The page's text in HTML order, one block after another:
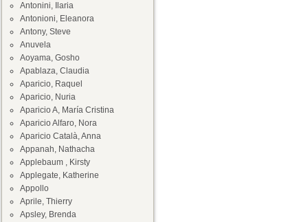
Antonini, Ilaria
Antonioni, Eleanora
Antony, Steve
Anuvela
Aoyama, Gosho
Apablaza, Claudia
Aparicio, Raquel
Aparicio, Nuria
Aparicio A, María Cristina
Aparicio Alfaro, Nora
Aparicio Català, Anna
Appanah, Nathacha
Applebaum , Kirsty
Applegate, Katherine
Appollo
Aprile, Thierry
Apsley, Brenda